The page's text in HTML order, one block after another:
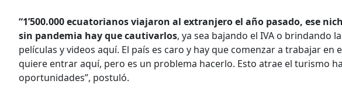
“1’500.000 ecuatorianos viajaron al extranjero el año pasado, ese
sin pandemia hay que cautivarlos, ya sea bajando el IVA o brindando
películas y videos aquí. El país es caro y hay que comenzar a trabajar en
quiere entrar aquí, pero es un problema hacerlo. Esto atrae el turismo
oportunidades”, postuló.